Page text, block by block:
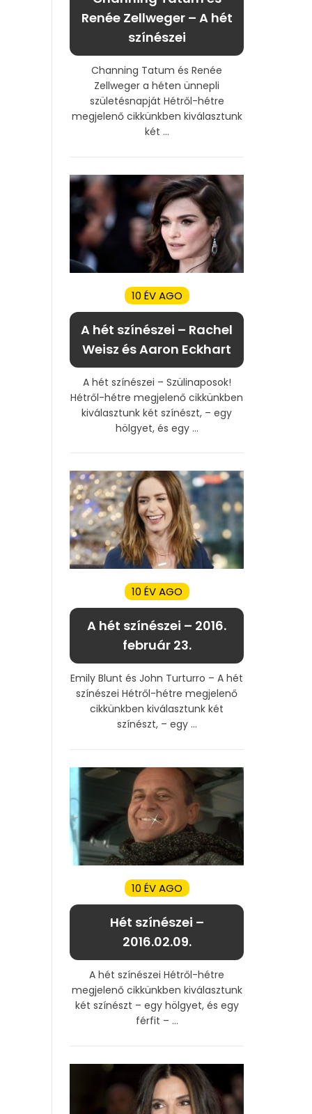
Renée Zellweger – A hét
színészei
Channing Tatum és Renée
Zellweger a héten ünnepli
születésnapját Hétről-hétre
megjelenő cikkünkben kiválasztunk
két ...
10 ÉV AGO
A hét színészei – Rachel
Weisz és Aaron Eckhart
A hét színészei – Szülinaposok!
Hétről-hétre megjelenő cikkünkben
kiválasztunk két színészt, – egy
hölgyet, és egy ...
10 ÉV AGO
A hét színészei – 2016.
február 23.
Emily Blunt és John Turturro – A hét
színészei Hétről-hétre megjelenő
cikkünkben kiválasztunk két
színészt, – egy ...
10 ÉV AGO
Hét színészei –
2016.02.09.
A hét színészei Hétről-hétre
megjelenő cikkünkben kiválasztunk
két színészt – egy hölgyet, és egy
férfit – ...